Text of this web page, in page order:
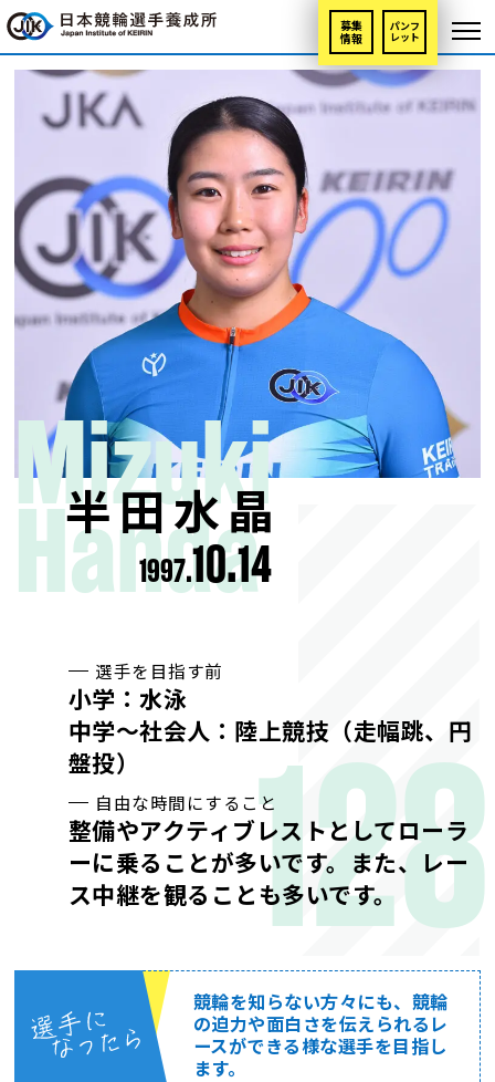
募集
情報
パンフ
レット
半田水晶
1997.10.14
Mizuki
Handa
選手を目指す前
小学：水泳
中学～社会人：陸上競技（走幅跳、円
盤投）
自由な時間にすること
整備やアクティブレストとしてローラ
ーに乗ることが多いです。また、レー
ス中継を観ることも多いです。
128
競輪を知らない方々にも、競輪
の迫力や面白さを伝えられるレ
ースができる様な選手を目指し
ます。